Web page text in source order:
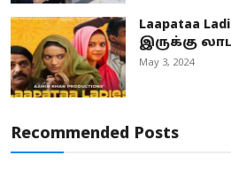
Laapataa
இருக்கு
May 3, 2024
Recommended Posts